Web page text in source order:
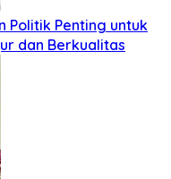
Politik Penting untuk
dan Berkualitas